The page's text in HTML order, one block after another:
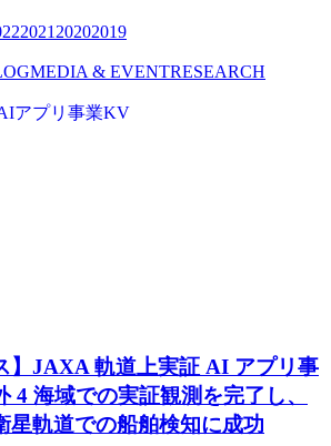
2021 20202019
MEDIA & EVENTRESEARCH
】JAXA 軌道上実証 AI アプリ事
4 海域での実証観測を完了し、
星軌道での船舶検知に成功